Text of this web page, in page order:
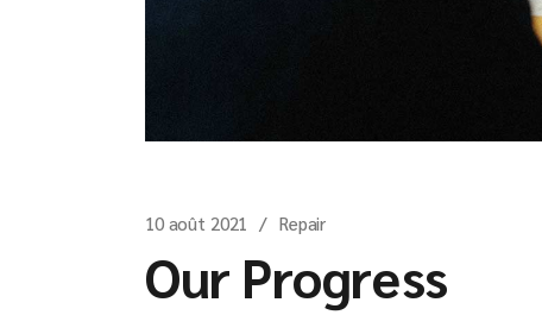
10 août 2021 Repair
Our Progress